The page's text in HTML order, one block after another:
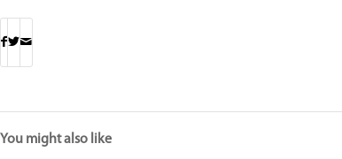
You might also like